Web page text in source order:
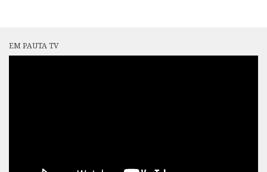
EM PAUTA TV